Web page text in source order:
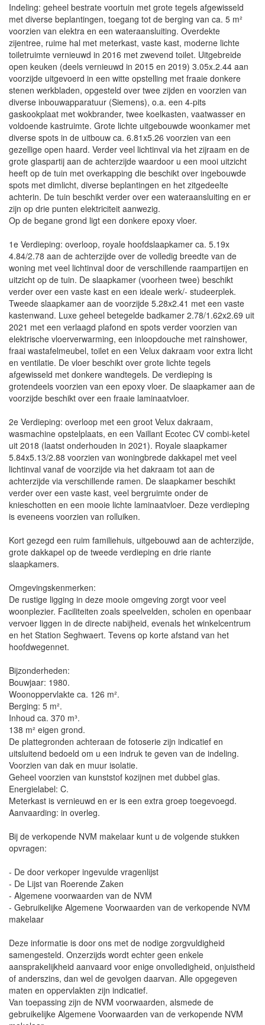
Indeling: geheel bestrate voortuin met grote tegels afgewisseld
met diverse beplantingen, toegang tot de berging van ca. 5 m²
voorzien van elektra en een wateraansluiting. Overdekte
zijentree, ruime hal met meterkast, vaste kast, moderne lichte
toiletruimte vernieuwd in 2016 met zwevend toilet. Uitgebreide
open keuken (deels vernieuwd in 2015 en 2019) 3.05x.2.44 aan
voorzijde uitgevoerd in een witte opstelling met fraaie donkere
stenen werkbladen, opgesteld over twee zijden en voorzien van
diverse inbouwapparatuur (Siemens), o.a. een 4-pits
gaskookplaat met wokbrander, twee koelkasten, vaatwasser en
voldoende kastruimte. Grote lichte uitgebouwde woonkamer met
diverse spots in de uitbouw ca. 6.81x5.26 voorzien van een
gezellige open haard. Verder veel lichtinval via het zijraam en de
grote glaspartij aan de achterzijde waardoor u een mooi uitzicht
heeft op de tuin met overkapping die beschikt over ingebouwde
spots met dimlicht, diverse beplantingen en het zitgedeelte
achterin. De tuin beschikt verder over een wateraansluiting en er
zijn op drie punten elektriciteit aanwezig.
Op de begane grond ligt een donkere epoxy vloer.
1e Verdieping: overloop, royale hoofdslaapkamer ca. 5.19x
4.84/2.78 aan de achterzijde over de volledig breedte van de
woning met veel lichtinval door de verschillende raampartijen en
uitzicht op de tuin. De slaapkamer (voorheen twee) beschikt
verder over een vaste kast en een ideale werk/- studeerplek.
Tweede slaapkamer aan de voorzijde 5.28x2.41 met een vaste
kastenwand. Luxe geheel betegelde badkamer 2.78/1.62x2.69 uit
2021 met een verlaagd plafond en spots verder voorzien van
elektrische vloerverwarming, een inloopdouche met rainshower,
fraai wastafelmeubel, toilet en een Velux dakraam voor extra licht
en ventilatie. De vloer beschikt over grote lichte tegels
afgewisseld met donkere wandtegels. De verdieping is
grotendeels voorzien van een epoxy vloer. De slaapkamer aan de
voorzijde beschikt over een fraaie laminaatvloer.
2e Verdieping: overloop met een groot Velux dakraam,
wasmachine opstelplaats, en een Vaillant Ecotec CV combi-ketel
uit 2018 (laatst onderhouden in 2021). Royale slaapkamer
5.84x5.13/2.88 voorzien van woningbrede dakkapel met veel
lichtinval vanaf de voorzijde via het dakraam tot aan de
achterzijde via verschillende ramen. De slaapkamer beschikt
verder over een vaste kast, veel bergruimte onder de
knieschotten en een mooie lichte laminaatvloer. Deze verdieping
is eveneens voorzien van rolluiken.
Kort gezegd een ruim familiehuis, uitgebouwd aan de achterzijde,
grote dakkapel op de tweede verdieping en drie riante
slaapkamers.
Omgevingskenmerken:
De rustige ligging in deze mooie omgeving zorgt voor veel
woonplezier. Faciliteiten zoals speelvelden, scholen en openbaar
vervoer liggen in de directe nabijheid, evenals het winkelcentrum
en het Station Seghwaert. Tevens op korte afstand van het
hoofdwegennet.
Bijzonderheden:
Bouwjaar: 1980.
Woonoppervlakte ca. 126 m².
Berging: 5 m².
Inhoud ca. 370 m³.
138 m² eigen grond.
De plattegronden achteraan de fotoserie zijn indicatief en
uitsluitend bedoeld om u een indruk te geven van de indeling.
Voorzien van dak en muur isolatie.
Geheel voorzien van kunststof kozijnen met dubbel glas.
Energielabel: C.
Meterkast is vernieuwd en er is een extra groep toegevoegd.
Aanvaarding: in overleg.
Bij de verkopende NVM makelaar kunt u de volgende stukken
opvragen:
- De door verkoper ingevulde vragenlijst
- De Lijst van Roerende Zaken
- Algemene voorwaarden van de NVM
- Gebruikelijke Algemene Voorwaarden van de verkopende NVM
makelaar
Deze informatie is door ons met de nodige zorgvuldigheid
samengesteld. Onzerzijds wordt echter geen enkele
aansprakelijkheid aanvaard voor enige onvolledigheid, onjuistheid
of anderszins, dan wel de gevolgen daarvan. Alle opgegeven
maten en oppervlakten zijn indicatief.
Van toepassing zijn de NVM voorwaarden, alsmede de
gebruikelijke Algemene Voorwaarden van de verkopende NVM